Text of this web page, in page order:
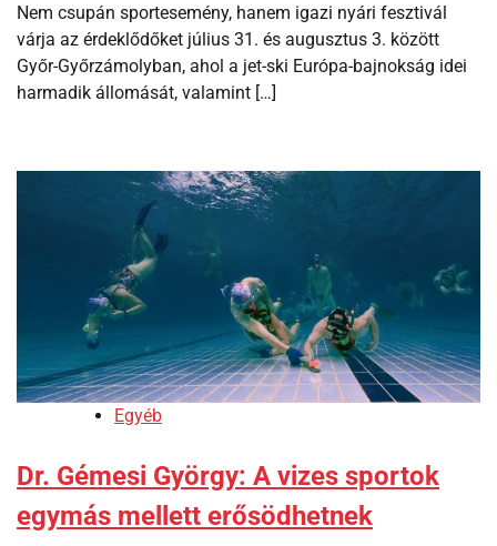
Nem csupán sportesemény, hanem igazi nyári fesztivál
várja az érdeklődőket július 31. és augusztus 3. között
Győr-Győrzámolyban, ahol a jet-ski Európa-bajnokság idei
harmadik állomását, valamint […]
Egyéb
Dr. Gémesi György: A vizes sportok
egymás mellett erősödhetnek